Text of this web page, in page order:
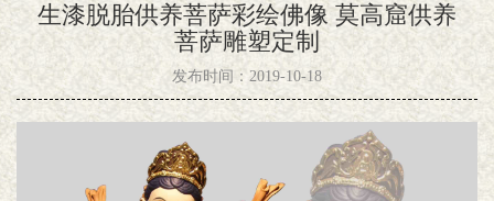
生漆脱胎供养菩萨彩绘佛像 莫高窟供养
菩萨雕塑定制
发布时间：2019-10-18